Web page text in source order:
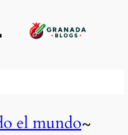
el mundo~